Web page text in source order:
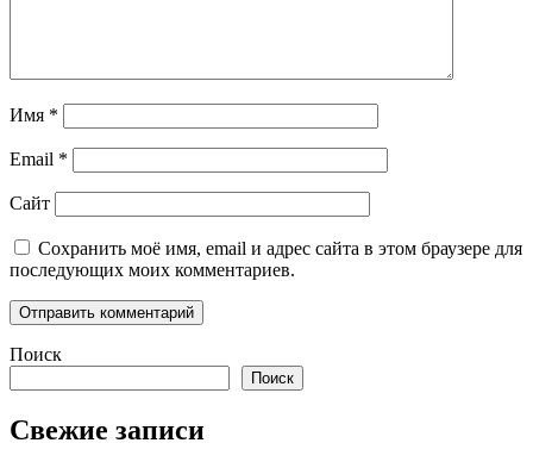
Имя *
Email *
Сайт
Сохранить моё имя, email и адрес сайта в этом браузере для
последующих моих комментариев.
Поиск
Поиск
Свежие записи